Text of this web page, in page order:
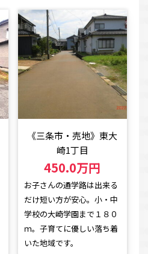
《三条市・売地》東大
崎1丁目
450.0万円
お子さんの通学路は出来る
だけ短い方が安心。小・中
学校の大崎学園まで１８０
ｍ。子育てに優しい落ち着
いた地域です。